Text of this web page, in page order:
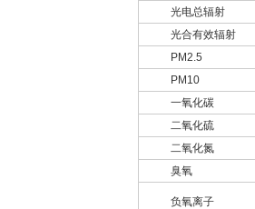
光电总辐射
光合有效辐射
PM2.5
PM10
一氧化碳
二氧化硫
二氧化氮
臭氧
负氧离子